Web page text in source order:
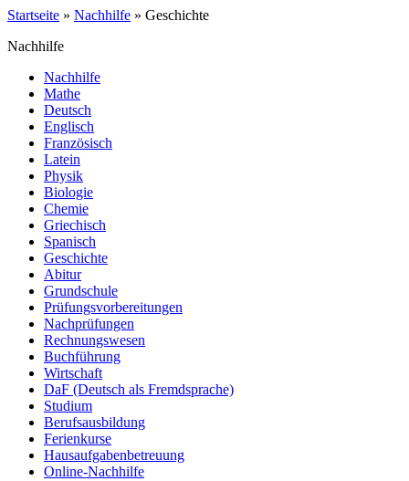
Startseite » Nachhilfe » Geschichte
Nachhilfe
Nachhilfe
Mathe
Deutsch
Englisch
Französisch
Latein
Physik
Biologie
Chemie
Griechisch
Spanisch
Geschichte
Abitur
Grundschule
Prüfungsvorbereitungen
Nachprüfungen
Rechnungswesen
Buchführung
Wirtschaft
DaF (Deutsch als Fremdsprache)
Studium
Berufsausbildung
Ferienkurse
Hausaufgabenbetreuung
Online-Nachhilfe